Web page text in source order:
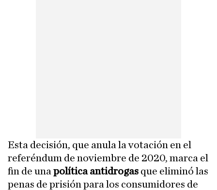
Esta decisión, que anula la votación en el
referéndum de noviembre de 2020, marca el
fin de una política antidrogas que eliminó las
penas de prisión para los consumidores de